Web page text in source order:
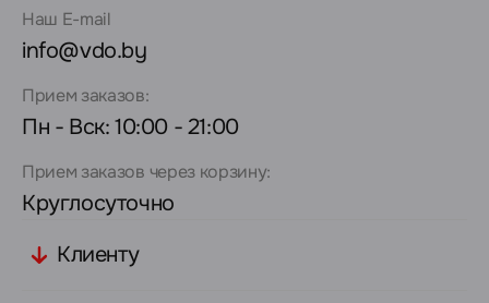
Наш E-mail
info@vdo.by
Прием заказов:
Пн - Вск: 10:00 - 21:00
Прием заказов через корзину:
Круглосуточно
Клиенту